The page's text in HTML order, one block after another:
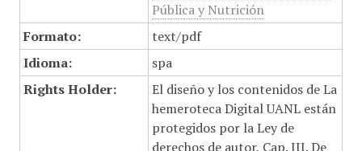
Pública y Nutrición
Formato:
text/pdf
Idioma:
spa
Rights Holder:
El diseño y los contenidos de La
hemeroteca Digital UANL están
protegidos por la Ley de
derechos de autor, Cap. III. De